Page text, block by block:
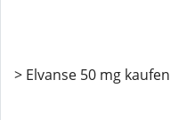
> Elvanse 50 mg kaufen